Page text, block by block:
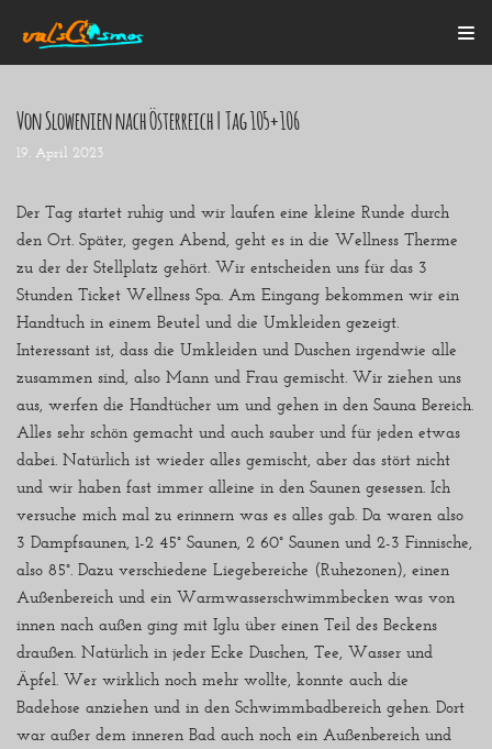
Zum
Inhalt
Startseite
Blogroll
Über mich
Von Slowenien nach Österreich | Tag 105+106
19. April 2023
Der Tag startet ruhig und wir laufen eine kleine Runde durch
den Ort. Später, gegen Abend, geht es in die Wellness Therme
zu der der Stellplatz gehört. Wir entscheiden uns für das 3
Stunden Ticket Wellness Spa. Am Eingang bekommen wir ein
Handtuch in einem Beutel und die Umkleiden gezeigt.
Interessant ist, dass die Umkleiden und Duschen irgendwie alle
zusammen sind, also Mann und Frau gemischt. Wir ziehen uns
aus, werfen die Handtücher um und gehen in den Sauna Bereich.
Alles sehr schön gemacht und auch sauber und für jeden etwas
dabei. Natürlich ist wieder alles gemischt, aber das stört nicht
und wir haben fast immer alleine in den Saunen gesessen. Ich
versuche mich mal zu erinnern was es alles gab. Da waren also
3 Dampfsaunen, 1-2 45° Saunen, 2 60° Saunen und 2-3 Finnische,
also 85°. Dazu verschiedene Liegebereiche (Ruhezonen), einen
Außenbereich und ein Warmwasserschwimmbecken was von
innen nach außen ging mit Iglu über einen Teil des Beckens
draußen. Natürlich in jeder Ecke Duschen, Tee, Wasser und
Äpfel. Wer wirklich noch mehr wollte, konnte auch die
Badehose anziehen und in den Schwimmbadbereich gehen. Dort
war außer dem inneren Bad auch noch ein Außenbereich und